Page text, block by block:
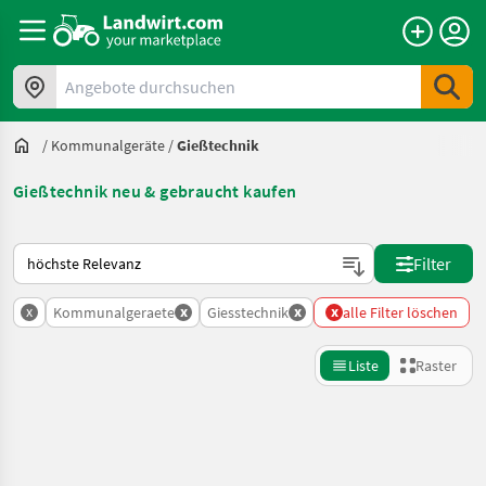
Angebote durchsuchen
/ Kommunalgeräte /Gießtechnik
Gießtechnik neu & gebraucht kaufen
So wird auf Landwirt.com sortiert
Filter
x Kommunalgeraete x Giesstechnik x x alle Filter löschen
Liste Raster